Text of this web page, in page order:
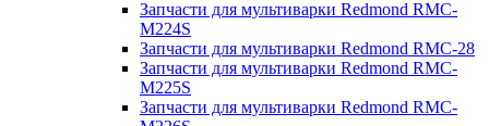
Запчасти для мультиварки Redmond RMC-
M224S
Запчасти для мультиварки Redmond RMC-28
Запчасти для мультиварки Redmond RMC-
M225S
Запчасти для мультиварки Redmond RMC-